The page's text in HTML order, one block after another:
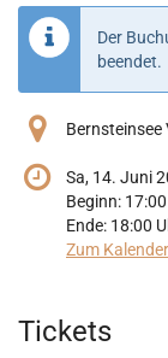
Der
beendet.
Bernsteinsee
Sa, 14. Juni
Beginn: 17:00
Ende: 18:00
Zum
Produkte
Tickets